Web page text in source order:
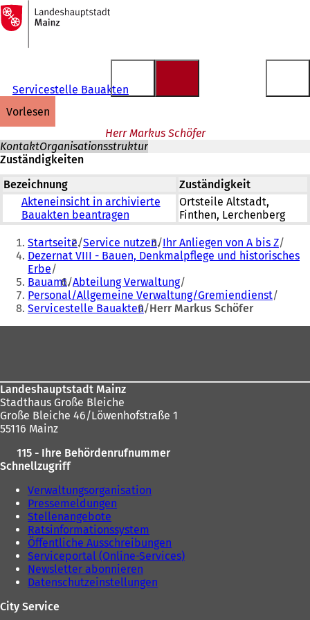
Inhalt anspringen
Zur
Startseite
Servicestelle Bauakten
vorlesen
Herr Markus Schöfer
KontaktOrganisationsstruktur
Zuständigkeiten
Bezeichnung
Zuständigkeit
Akteneinsicht in archivierte
Bauakten beantragen
Ortsteile Altstadt,
Finthen, Lerchenberg
Sie
befinden
sich
hier:
Startseite Service nutzen Ihr Anliegen von A bis Z
Dezernat VIII - Bauen, Denkmalpflege und historisches
Erbe
Bauamt Abteilung Verwaltung
Personal/Allgemeine Verwaltung/Gremiendienst
Servicestelle Bauakten Herr Markus Schöfer
Landeshauptstadt Mainz
Stadthaus Große Bleiche
Große Bleiche 46/Löwenhofstraße 1
55116 Mainz
115 - Ihre Behördenrufnummer
Schnellzugriff
Verwaltungsorganisation
Pressemeldungen
Stellenangebote
Ratsinformationssystem
Öffentliche Ausschreibungen
Serviceportal (Online-Services)
Newsletter abonnieren
Datenschutzeinstellungen
City Service